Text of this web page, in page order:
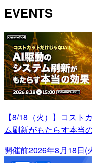
EVENTS
【8/18（火）】コスト
ム刷新がもたらす本当
開催前2026年8月18日(